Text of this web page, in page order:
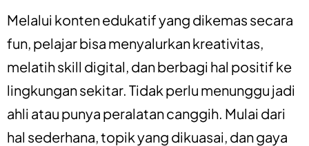
Melalui konten edukatif yang dikemas secara
fun, pelajar bisa menyalurkan kreativitas,
melatih skill digital, dan berbagi hal positif ke
lingkungan sekitar. Tidak perlu menunggu jadi
ahli atau punya peralatan canggih. Mulai dari
hal sederhana, topik yang dikuasai, dan gaya